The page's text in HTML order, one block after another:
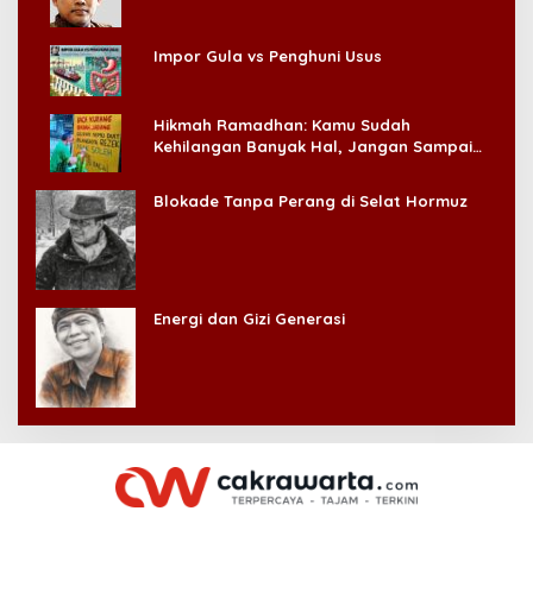
Impor Gula vs Penghuni Usus
Hikmah Ramadhan: Kamu Sudah
Kehilangan Banyak Hal, Jangan Sampai
Blokade Tanpa Perang di Selat Hormuz
Energi dan Gizi Generasi